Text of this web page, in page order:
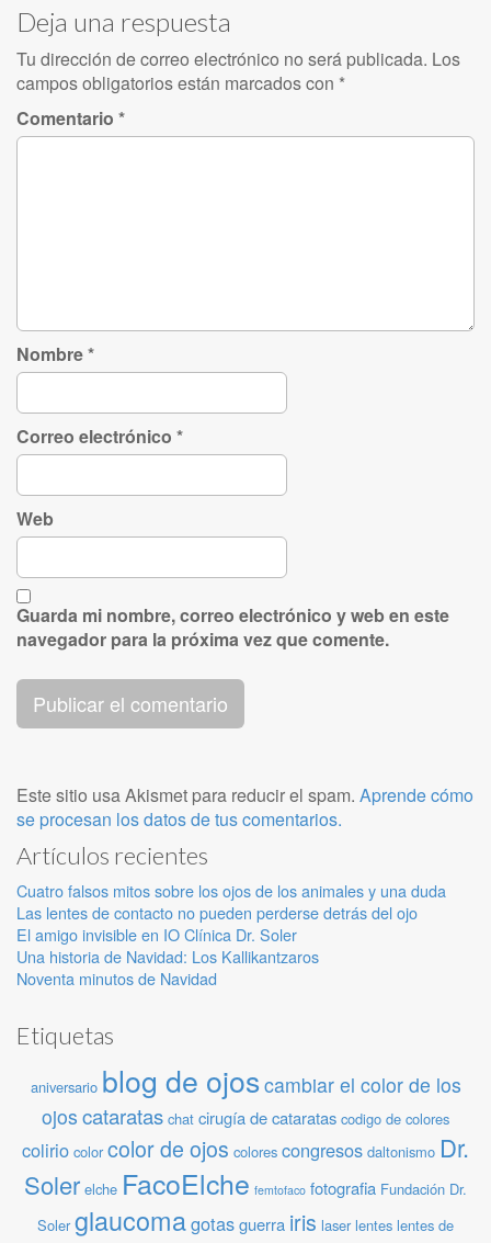
Deja una respuesta
Tu dirección de correo electrónico no será publicada. Los
campos obligatorios están marcados con *
Comentario *
Nombre*
Correo electrónico *
Web
Guarda mi nombre, correo electrónico y web en este
navegador para la próxima vez que comente.
Este sitio usa Akismet para reducir el spam. Aprende cómo
se procesan los datos de tus comentarios.
Artículos recientes
Cuatro falsos mitos sobre los ojos de los animales y una duda
Las lentes de contacto no pueden perderse detrás del ojo
El amigo invisible en IO Clínica Dr. Soler
Una historia de Navidad: Los Kallikantzaros
Noventa minutos de Navidad
Etiquetas
aniversario blog de ojoscambiar el color de los
ojos cataratas chat cirugía de cataratas codigo de colores
colirio color color de ojos colores congresos daltonismo Dr.
Soler elche FacoElche femtofaco fotografia Fundación Dr.
Soler glaucomagotasguerra iris laser lentes lentes de